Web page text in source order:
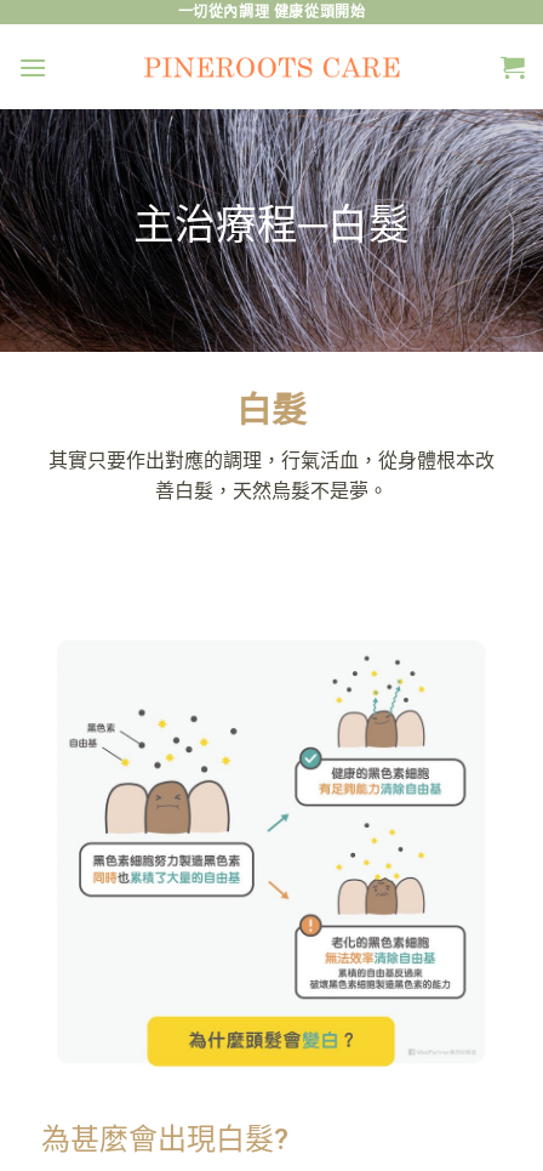
content
一切從內調理 健康從頭開始
主治療程─白髮
白髮
其實只要作出對應的調理，行氣活血，從身體根本改
善白髮，天然烏髮不是夢。
為甚麼會出現白髮?